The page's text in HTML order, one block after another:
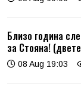
Близо година
за Стояна!
08 Aug 19:03